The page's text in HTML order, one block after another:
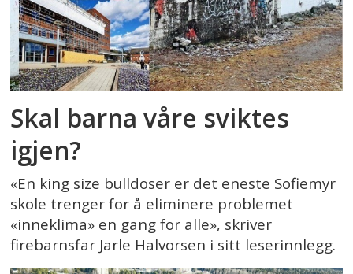
Skal barna våre sviktes
igjen?
«En king size bulldoser er det eneste Sofiemyr
skole trenger for å eliminere problemet
«inneklima» en gang for alle», skriver
firebarnsfar Jarle Halvorsen i sitt leserinnlegg.